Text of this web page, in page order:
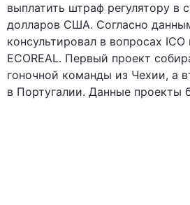
выплатить штраф регулятору в
долларов США. Согласно
консультировал в вопросах ICO
ECOREAL. Первый проект
гоночной команды из Чехии, а
в Португалии. Данные проекты